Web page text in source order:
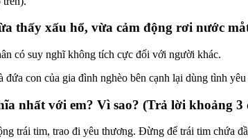
thấy xấu hổ, vừa cảm động rơi nước
có suy nghĩ không tích cực đối với người khác.
con của gia đình nghèo bên cạnh lại dùng tình
nhất với em? Vì sao? (Trả lời khoảng 3
trái tim, trao đi yêu thương. Đừng để trái tim chứa